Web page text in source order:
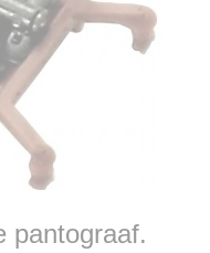
pantograaf.